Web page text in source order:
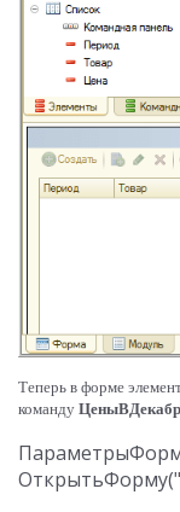
Теперь в форме
команду